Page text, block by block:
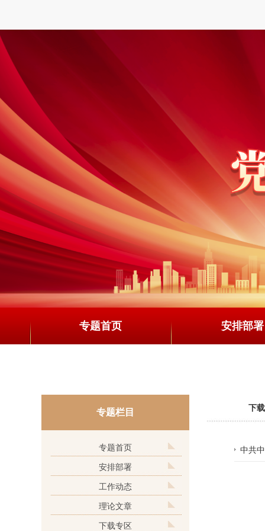
专题首页 安排部署
专题栏目
专题首页
安排部署
工作动态
理论文章
下载专区
下
中共